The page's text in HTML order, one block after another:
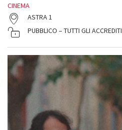
CINEMA
ASTRA 1
PUBBLICO – TUTTI GLI ACCREDITI